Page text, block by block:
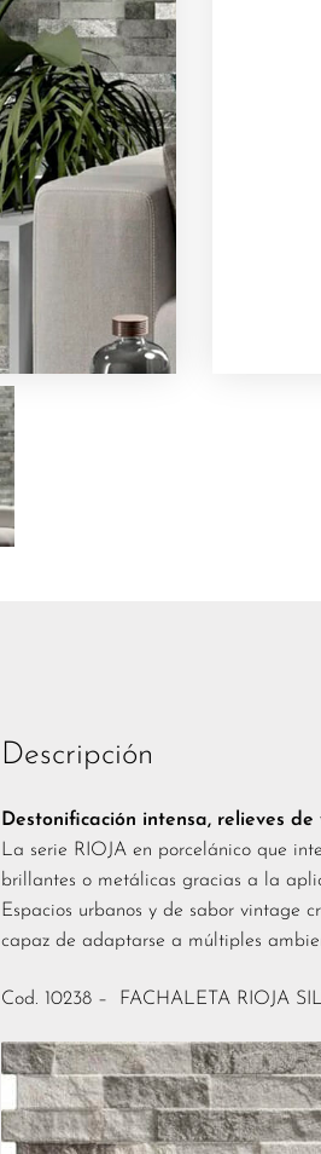
Descripción
Destonificación intensa, relieves de
La serie RIOJA en porcelánico que
brillantes o metálicas gracias a la
Espacios urbanos y de sabor vintage
capaz de adaptarse a múltiples
Cod. 10238 – FACHALETA RIOJA